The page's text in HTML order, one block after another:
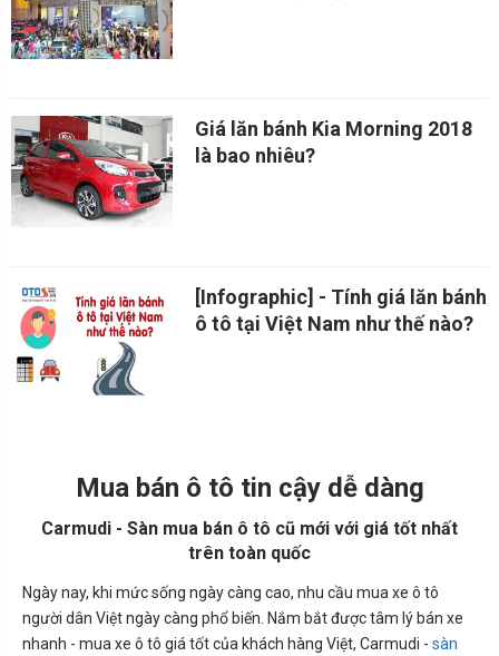
Giá lăn bánh Kia Morning 2018
là bao nhiêu?
[Infographic] - Tính giá lăn bánh
ô tô tại Việt Nam như thế nào?
Mua bán ô tô tin cậy dễ dàng
Carmudi - Sàn mua bán ô tô cũ mới với giá tốt nhất
trên toàn quốc
Ngày nay, khi mức sống ngày càng cao, nhu cầu mua xe ô tô
người dân Việt ngày càng phổ biến. Nắm bắt được tâm lý bán xe
nhanh - mua xe ô tô giá tốt của khách hàng Việt, Carmudi - sàn